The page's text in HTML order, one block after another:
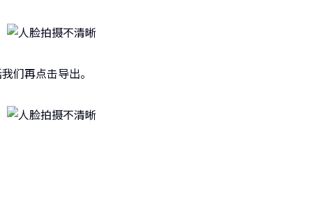
们再点击导出。